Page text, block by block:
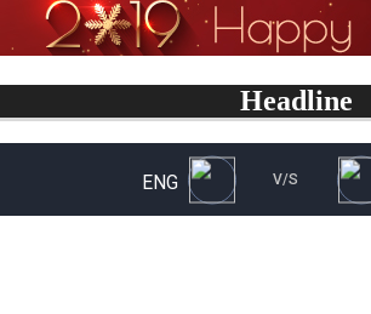
Headline